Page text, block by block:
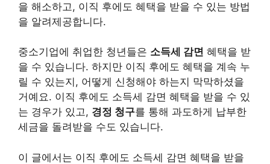
을 해소하고, 이직 후에도 혜택을 받을 수 있는 방법
을 알려제공합니다.
중소기업에 취업한 청년들은 소득세 감면 혜택을 받
을 수 있습니다. 하지만 이직 후에도 혜택을 계속 누
릴 수 있는지, 어떻게 신청해야 하는지 막막하셨을
거예요. 이직 후에도 소득세 감면 혜택을 받을 수 있
는 경우가 있고, 경정 청구를 통해 과도하게 납부한
세금을 돌려받을 수도 있습니다.
이 글에서는 이직 후에도 소득세 감면 혜택을 받을